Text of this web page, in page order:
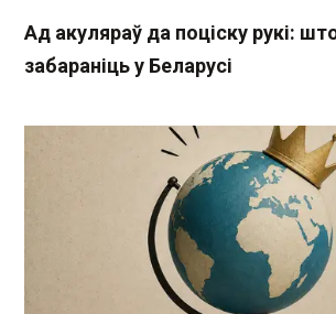
Ад акуляраў да поціску рукі:
забараніць у Беларусі